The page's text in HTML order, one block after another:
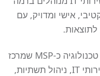
אישי ומדויק, עם
היום 1iT מלווה עסקים וחברות טכנולוגיה כ-MSP שמרכז
תחת קורת גג אחת תמיכה ושירותי IT, ניהול תשתיות,